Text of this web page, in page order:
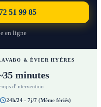
51 99 85
en ligne
& ÉVIER HYÈRES
minutes
d'intervention
24h/24 - 7j/7 (Même fériés)